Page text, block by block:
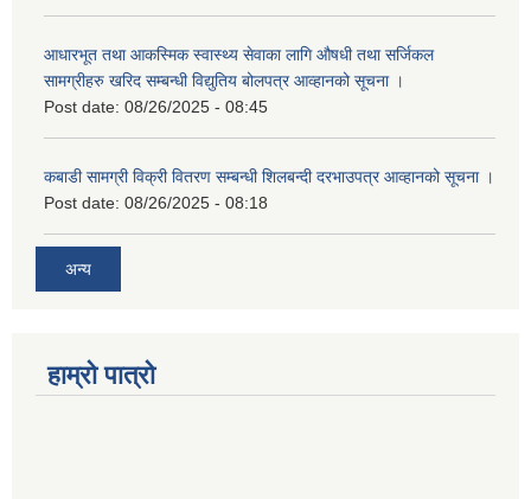
आधारभूत तथा आकस्मिक स्वास्थ्य सेवाका लागि औषधी तथा सर्जिकल
सामग्रीहरु खरिद सम्बन्धी विद्युतिय बोलपत्र आव्हानको सूचना ।
Post date: 08/26/2025 - 08:45
कबाडी सामग्री विक्री वितरण सम्बन्धी शिलबन्दी दरभाउपत्र आव्हानको सूचना ।
Post date: 08/26/2025 - 08:18
अन्य
हाम्रो पात्रो